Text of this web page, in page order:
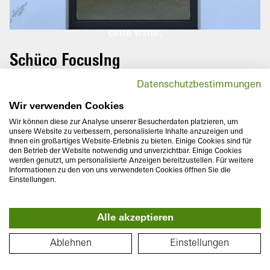
PLAN
portable pour profiter pleinement de
cette visite.
Schüco FocusIng
Les portes-fenêtres de la série innovante
Schüco FocusIng séduisent par leur aspect
moderne aux contours clairs avec des
lignes droites ainsi que par leurs
recouvrements étroits.
Profondeur de construction
70/76mm
Isolation thermique
Uf jusqu'à 1,1W/(m²K)
Datenschutzbestimmungen
Wir verwenden Cookies
Wir können diese zur Analyse unserer Besucherdaten platzieren, um
unsere Website zu verbessern, personalisierte Inhalte anzuzeigen und
Ihnen ein großartiges Website-Erlebnis zu bieten. Einige Cookies sind für
den Betrieb der Website notwendig und unverzichtbar. Einige Cookies
werden genutzt, um personalisierte Anzeigen bereitzustellen. Für weitere
Informationen zu den von uns verwendeten Cookies öffnen Sie die
Einstellungen.
Alle akzeptieren
Ablehnen Einstellungen